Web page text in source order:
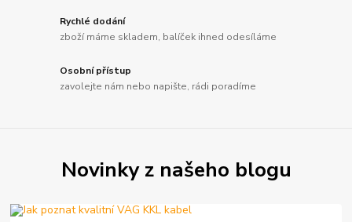
Rychlé dodání
zboží máme skladem, balíček ihned odesíláme
Osobní přístup
zavolejte nám nebo napište, rádi poradíme
Novinky z našeho blogu